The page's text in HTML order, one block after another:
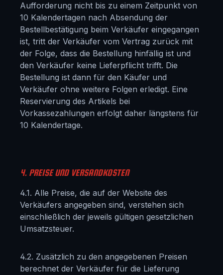
Aufforderung nicht bis zu einem Zeitpunkt von
10 Kalendertagen nach Absendung der
Bestellbestätigung beim Verkäufer eingegangen
ist, tritt der Verkäufer vom Vertrag zurück mit
der Folge, dass die Bestellung hinfällig ist und
den Verkäufer keine Lieferpflicht trifft. Die
Bestellung ist dann für den Käufer und
Verkäufer ohne weitere Folgen erledigt. Eine
Reservierung des Artikels bei
Vorkassezahlungen erfolgt daher längstens für
10 Kalendertage.
4. PREISE UND VERSANDKOSTEN
4.1. Alle Preise, die auf der Website des
Verkäufers angegeben sind, verstehen sich
einschließlich der jeweils gültigen gesetzlichen
Umsatzsteuer.
4.2. Zusätzlich zu den angegebenen Preisen
berechnet der Verkäufer für die Lieferung